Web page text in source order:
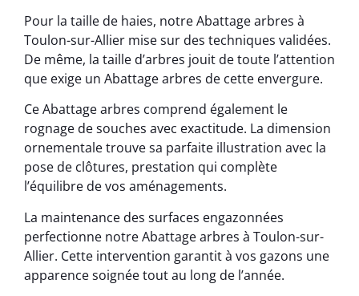
Pour la taille de haies, notre Abattage arbres à
Toulon-sur-Allier mise sur des techniques validées.
De même, la taille d’arbres jouit de toute l’attention
que exige un Abattage arbres de cette envergure.
Ce Abattage arbres comprend également le
rognage de souches avec exactitude. La dimension
ornementale trouve sa parfaite illustration avec la
pose de clôtures, prestation qui complète
l’équilibre de vos aménagements.
La maintenance des surfaces engazonnées
perfectionne notre Abattage arbres à Toulon-sur-
Allier. Cette intervention garantit à vos gazons une
apparence soignée tout au long de l’année.